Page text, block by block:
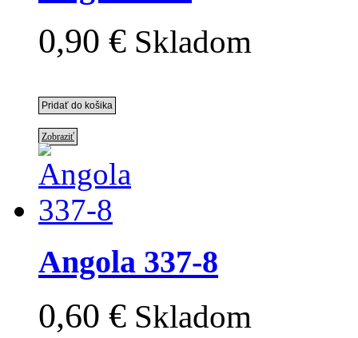
0,90 € Skladom
Zobraziť
Angola 337-8
0,60 € Skladom